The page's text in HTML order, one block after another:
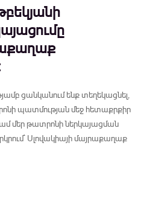
ցանկանում ենք տեղեկացնել,
պատմության մեջ հետաքրքիր
մեր թատրոնի ներկայացման
Սլովակիայի մայրաքաղաք